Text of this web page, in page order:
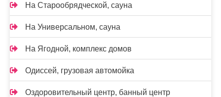
На Старообрядческой, сауна
На Универсальном, сауна
На Ягодной, комплекс домов
Одиссей, грузовая автомойка
Оздоровительный центр, банный центр